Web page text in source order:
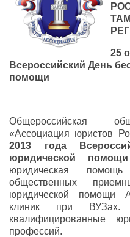
25
Всероссийский День
помощи
Общероссийская
«Ассоциация юристов
2013 года
юридической
юридическая
общественных
юридической помощи
клиник при
квалифицированные
профессий.